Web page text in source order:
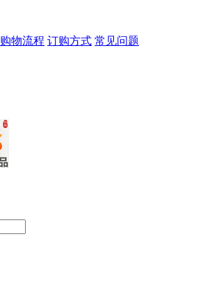
购物流程 订购方式 常见问题